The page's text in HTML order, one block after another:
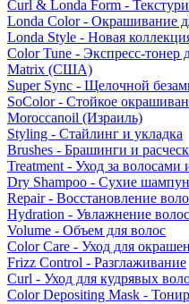
Curl & Londa Form -
Londa Color - Окрашивание
Londa Style - Новая
Color Tune - Экспресс-тонер
Matrix (США)
Super Sync - Щелочной
SoColor - Стойкое
Moroccanoil (Израиль)
Styling - Стайлинг и укладка
Brushes - Брашинги и
Treatment - Уход за
Dry Shampoo - Сухие
Repair - Восстановление
Hydration - Увлажнение волос
Volume - Объем для волос
Color Care - Уход для
Frizz Control - Разглаживание
Curl - Уход для кудрявых
Color Depositing Mask -